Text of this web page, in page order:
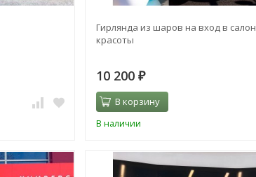
Гирлянда из шаров на вход в салон
красоты
10 200 ₽
В корзину
В наличии